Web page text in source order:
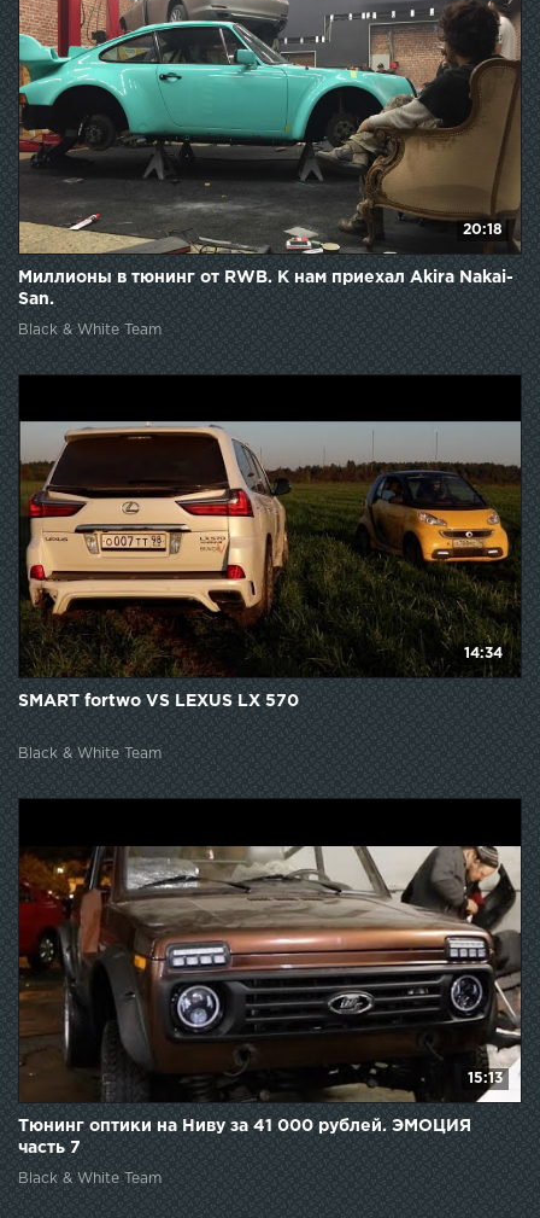
20:18
Миллионы в тюнинг от RWB. К нам приехал Akira Nakai-
San.
Black & White Team
14:34
SMART fortwo VS LEXUS LX 570
Black & White Team
15:13
Тюнинг оптики на Ниву за 41 000 рублей. ЭМОЦИЯ
часть 7
Black & White Team